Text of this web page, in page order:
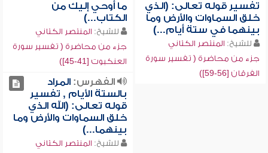
تفسير قوله تعالى: (الذي
خلق السماوات والأرض وما
بينهما في ستة أيام...)
للشيخ: المنتصر الكتاني
جزء من محاضرة ( تفسير سورة
الفرقان [56-59])
ما أوحي إليك من
الكتاب...)
للشيخ: المنتصر الكتاني
جزء من محاضرة ( تفسير سورة
العنكبوت [41-45])
الفهرس:المراد
بالستة الأيام , تفسير
قوله تعالى: (الله الذي
خلق السماوات والأرض وما
بينهما...)
للشيخ: المنتصر الكتاني